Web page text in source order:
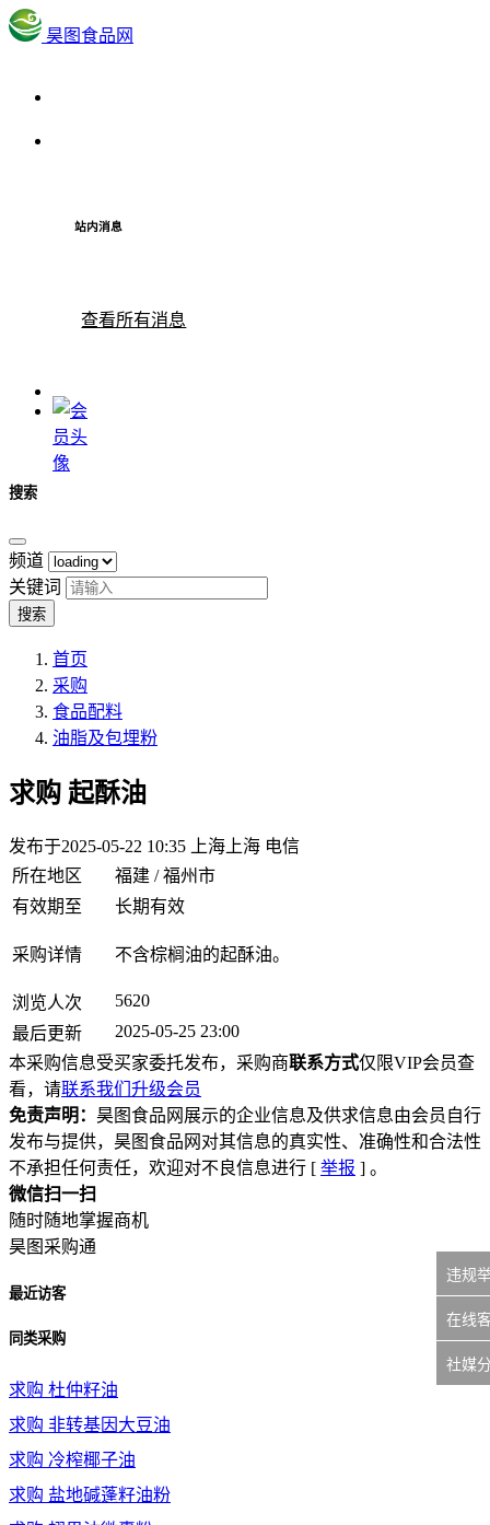
昊图食品网
站内消息
查看所有消息
搜索
频道
关键词
搜索
首页
采购
食品配料
油脂及包埋粉
求购 起酥油
发布于2025-05-22 10:35
上海上海 电信
所在地区
福建 / 福州市
有效期至
长期有效
采购详情 不含棕榈油的起酥油。
浏览人次
5620
最后更新
2025-05-25 23:00
本采购信息受买家委托发布，采购商联系方式仅限VIP会员查
看，请联系我们升级会员
免责声明： 昊图食品网展示的企业信息及供求信息由会员自行
发布与提供，昊图食品网对其信息的真实性、准确性和合法性
不承担任何责任，欢迎对不良信息进行 [ 举报 ] 。
微信扫一扫
随时随地掌握商机
昊图采购通
最近访客
同类采购
求购 杜仲籽油
求购 非转基因大豆油
求购 冷榨椰子油
求购 盐地碱蓬籽油粉
违规
在线
社媒